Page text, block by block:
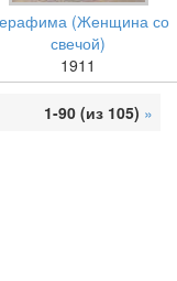
(Женщина со
свечой)
1911
1-90 (из 105) »